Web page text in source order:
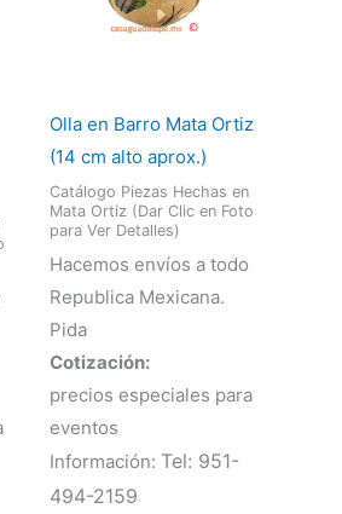
Olla en Barro Mata Ortiz
(14 cm alto aprox.)
Catálogo Piezas Hechas en
Mata Ortiz (Dar Clic en Foto
para Ver Detalles)
Hacemos envíos a todo
Republica Mexicana.
Pida
Cotización:
precios especiales para
eventos
Información: Tel: 951-
494-2159